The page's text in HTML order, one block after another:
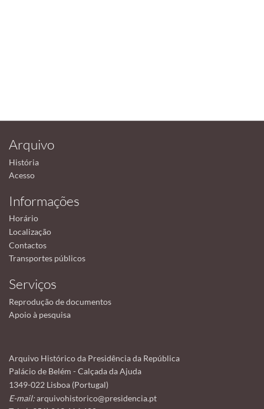
Arquivo
História
Acesso
Informações
Horário
Localização
Contactos
Transportes públicos
Serviços
Reprodução de documentos
Apoio à pesquisa
Arquivo Histórico da Presidência da República
Palácio de Belém - Calçada da Ajuda
1349-022 Lisboa (Portugal)
E-mail:arquivohistorico@presidencia.pt